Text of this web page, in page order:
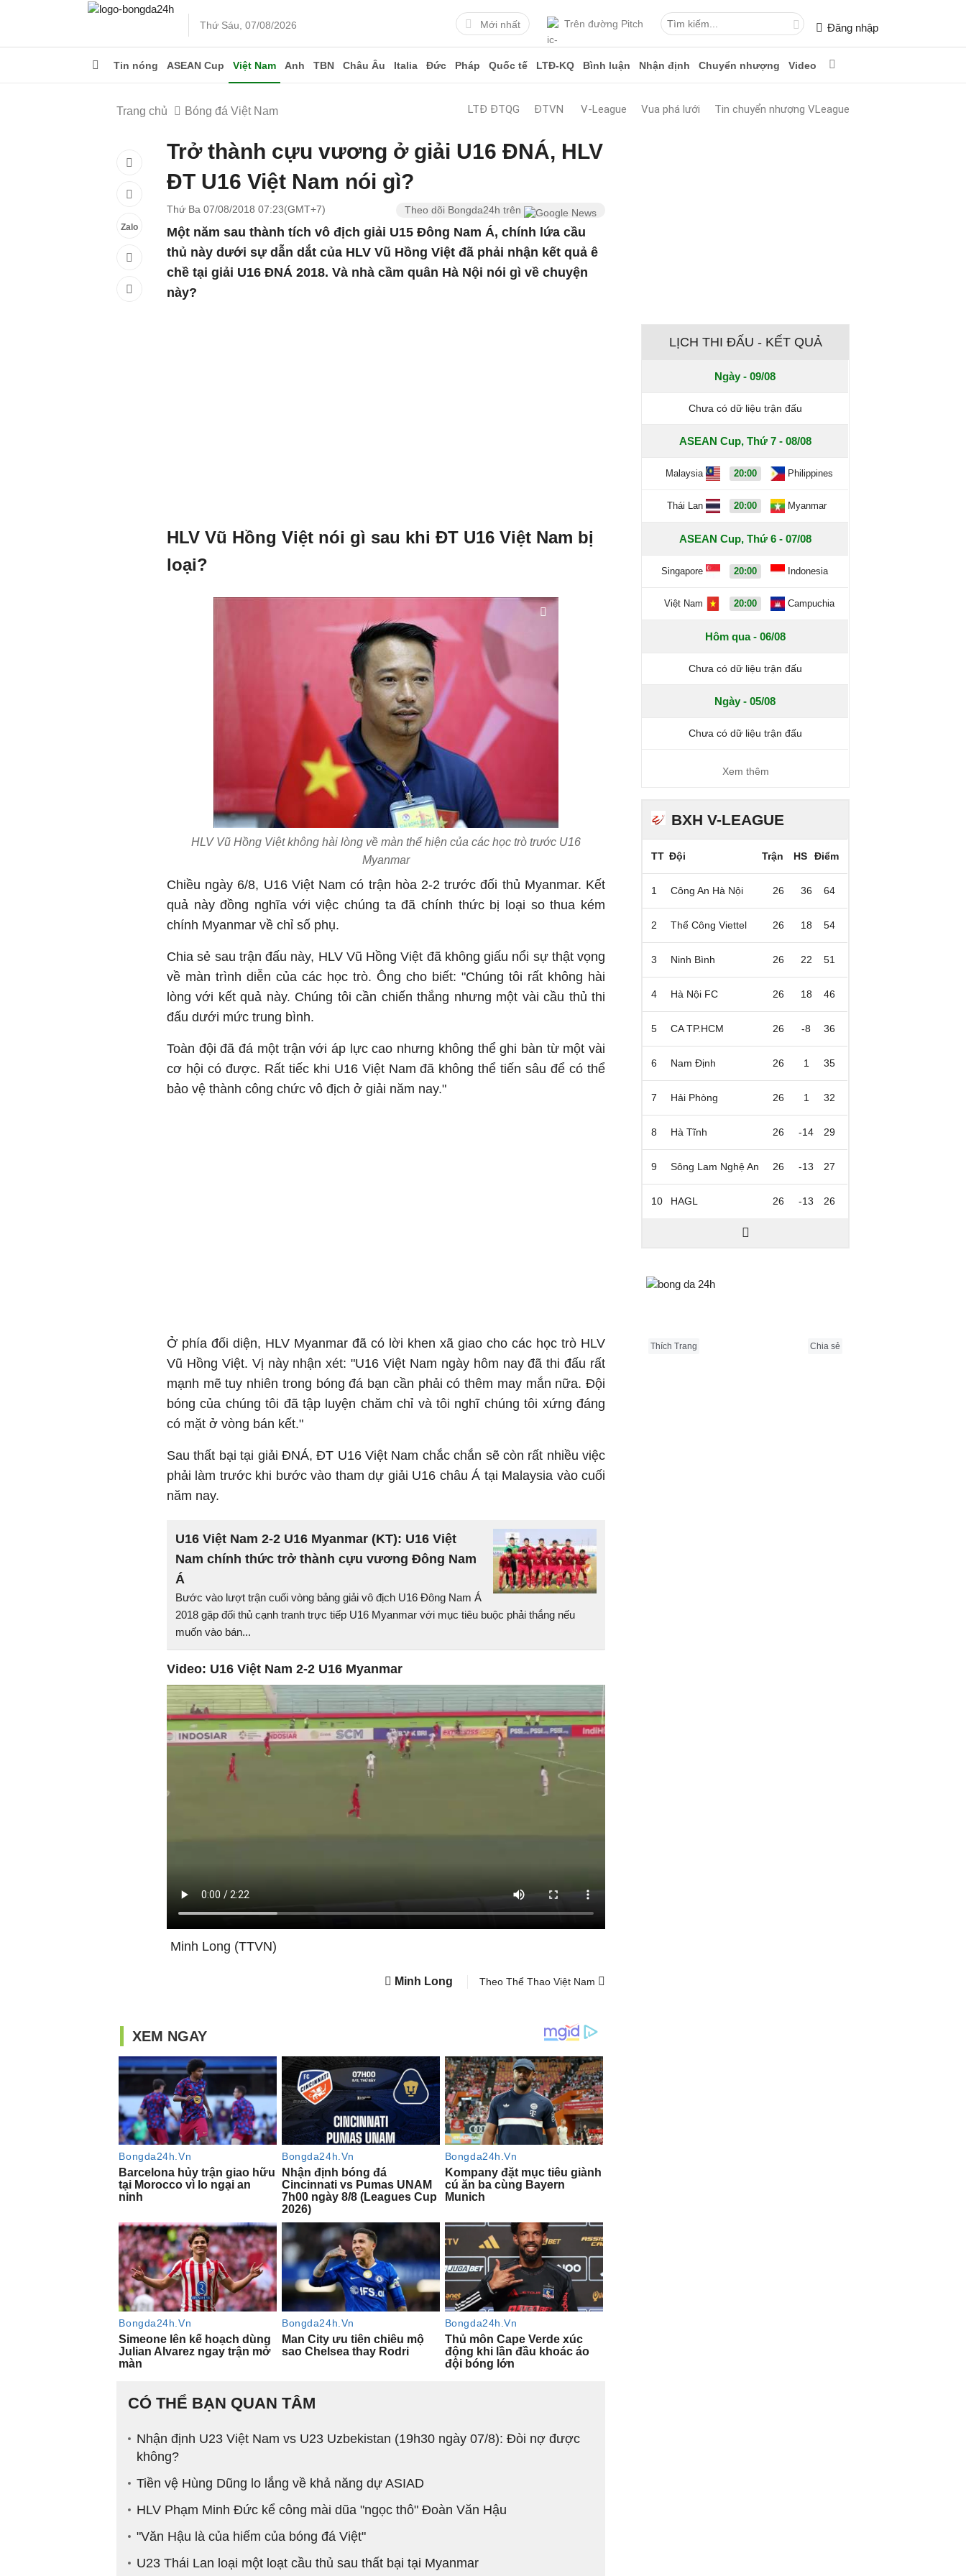
Thứ Sáu, 07/08/2026 Mới nhất Trên đường Pitch Đăng nhập
Tin nóng ASEAN Cup Việt Nam Anh TBN Châu Âu Italia Đức Pháp Quốc tế LTĐ-KQ Bình luận Nhận định Chuyển nhượng Video
Trang chủ Bóng đá Việt Nam LTĐ ĐTQG ĐTVN V-League Vua phá lưới Tin chuyển nhượng VLeague
Zalo
Trở thành cựu vương ở giải U16 ĐNÁ, HLV
ĐT U16 Việt Nam nói gì?
Thứ Ba 07/08/2018 07:23(GMT+7) Theo dõi Bongda24h trên
Một năm sau thành tích vô địch giải U15 Đông Nam Á, chính lứa cầu
thủ này dưới sự dẫn dắt của HLV Vũ Hồng Việt đã phải nhận kết quả ê
chề tại giải U16 ĐNÁ 2018. Và nhà cầm quân Hà Nội nói gì về chuyện
này?
HLV Vũ Hồng Việt nói gì sau khi ĐT U16 Việt Nam bị
loại?
HLV Vũ Hồng Việt không hài lòng về màn thể hiện của các học trò trước U16
Myanmar
Chiều ngày 6/8, U16 Việt Nam có trận hòa 2-2 trước đối thủ Myanmar. Kết
quả này đồng nghĩa với việc chúng ta đã chính thức bị loại so thua kém
chính Myanmar về chỉ số phụ.
Chia sẻ sau trận đấu này, HLV Vũ Hồng Việt đã không giấu nổi sự thật vọng
về màn trình diễn của các học trò. Ông cho biết: "Chúng tôi rất không hài
lòng với kết quả này. Chúng tôi cần chiến thắng nhưng một vài cầu thủ thi
đấu dưới mức trung bình.
Toàn đội đã đá một trận với áp lực cao nhưng không thể ghi bàn từ một vài
cơ hội có được. Rất tiếc khi U16 Việt Nam đã không thể tiến sâu để có thể
bảo vệ thành công chức vô địch ở giải năm nay."
Ở phía đối diện, HLV Myanmar đã có lời khen xã giao cho các học trò HLV
Vũ Hồng Việt. Vị này nhận xét: "U16 Việt Nam ngày hôm nay đã thi đấu rất
mạnh mẽ tuy nhiên trong bóng đá bạn cần phải có thêm may mắn nữa. Đội
bóng của chúng tôi đã tập luyện chăm chỉ và tôi nghĩ chúng tôi xứng đáng
có mặt ở vòng bán kết."
Sau thất bại tại giải ĐNÁ, ĐT U16 Việt Nam chắc chắn sẽ còn rất nhiều việc
phải làm trước khi bước vào tham dự giải U16 châu Á tại Malaysia vào cuối
năm nay.
U16 Việt Nam 2-2 U16 Myanmar (KT): U16 Việt
Nam chính thức trở thành cựu vương Đông Nam
Á
Bước vào lượt trận cuối vòng bảng giải vô địch U16 Đông Nam Á
2018 gặp đối thủ cạnh tranh trực tiếp U16 Myanmar với mục tiêu buộc phải thắng nếu
muốn vào bán...
Video: U16 Việt Nam 2-2 U16 Myanmar
Minh Long (TTVN)
Minh Long Theo Thể Thao Việt Nam
CÓ THỂ BẠN QUAN TÂM
Nhận định U23 Việt Nam vs U23 Uzbekistan (19h30 ngày 07/8): Đòi nợ được
không?
Tiền vệ Hùng Dũng lo lắng về khả năng dự ASIAD
HLV Phạm Minh Đức kể công mài dũa "ngọc thô" Đoàn Văn Hậu
"Văn Hậu là của hiếm của bóng đá Việt"
U23 Thái Lan loại một loạt cầu thủ sau thất bại tại Myanmar
LỊCH THI ĐẤU - KẾT QUẢ
Ngày - 09/08
Chưa có dữ liệu trận đấu
ASEAN Cup, Thứ 7 - 08/08
Malaysia 20:00 Philippines
Thái Lan 20:00 Myanmar
ASEAN Cup, Thứ 6 - 07/08
Singapore 20:00 Indonesia
Việt Nam 20:00 Campuchia
Hôm qua - 06/08
Chưa có dữ liệu trận đấu
Ngày - 05/08
Chưa có dữ liệu trận đấu
Xem thêm
BXH V-LEAGUE
TT Đội Trận HS Điểm
1 Công An Hà Nội 26 36 64
2 Thể Công Viettel 26 18 54
3 Ninh Bình 26 22 51
4 Hà Nội FC 26 18 46
5 CA TP.HCM 26 -8 36
6 Nam Định 26 1 35
7 Hải Phòng 26 1 32
8 Hà Tĩnh 26 -14 29
9 Sông Lam Nghệ An 26 -13 27
10 HAGL 26 -13 26
Thích Trang Chia sẻ